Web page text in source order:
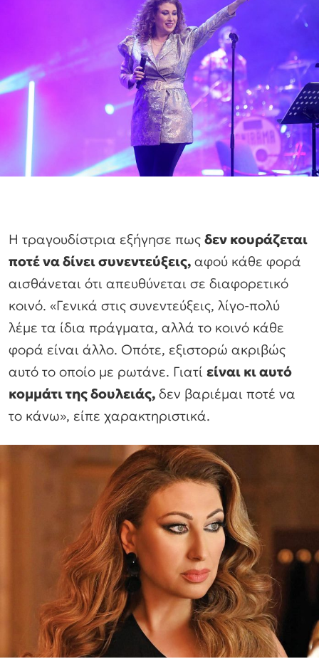
Η τραγουδίστρια εξήγησε πως δεν κουράζεται
ποτέ να δίνει συνεντεύξεις, αφού κάθε φορά
αισθάνεται ότι απευθύνεται σε διαφορετικό
κοινό. «Γενικά στις συνεντεύξεις, λίγο-πολύ
λέμε τα ίδια πράγματα, αλλά το κοινό κάθε
φορά είναι άλλο. Οπότε, εξιστορώ ακριβώς
αυτό το οποίο με ρωτάνε. Γιατί είναι κι αυτό
κομμάτι της δουλειάς, δεν βαριέμαι ποτέ να
το κάνω», είπε χαρακτηριστικά.